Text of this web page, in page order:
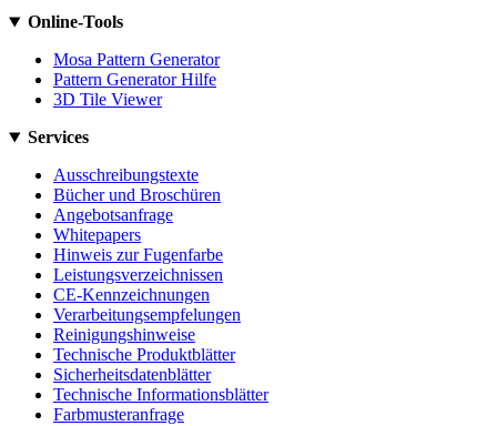
Online-Tools
Mosa Pattern Generator
Pattern Generator Hilfe
3D Tile Viewer
Services
Ausschreibungstexte
Bücher und Broschüren
Angebotsanfrage
Whitepapers
Hinweis zur Fugenfarbe
Leistungsverzeichnissen
CE-Kennzeichnungen
Verarbeitungsempfelungen
Reinigungshinweise
Technische Produktblätter
Sicherheitsdatenblätter
Technische Informationsblätter
Farbmusteranfrage